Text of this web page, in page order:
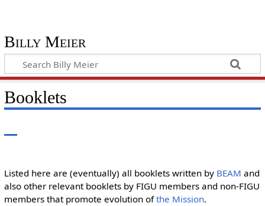
Billy Meier
Booklets
Listed here are (eventually) all booklets written by BEAM and
also other relevant booklets by FIGU members and non-FIGU
members that promote evolution ofthe Mission.